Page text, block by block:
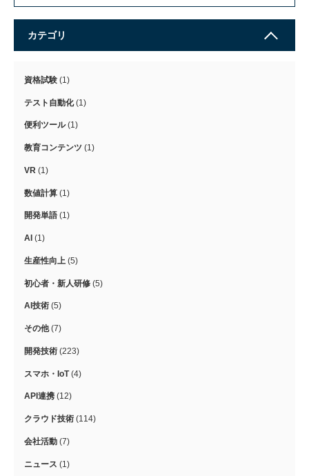
カテゴリ
資格試験 (1)
テスト自動化(1)
便利ツール(1)
教育コンテンツ (1)
VR (1)
数値計算 (1)
開発単語 (1)
AI (1)
生産性向上 (5)
初心者・新人研修 (5)
AI技術 (5)
その他(7)
開発技術 (223)
スマホ・IoT(4)
API連携 (12)
クラウド技術 (114)
会社活動 (7)
ニュース (1)